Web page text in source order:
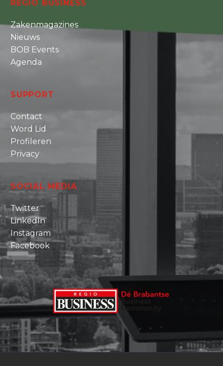
REGIO BUSINESS
Zakenmagazines
Nieuws
BOB Events
Agenda
SUPPORT
Contact
Word Lid
Profileren
Privacy
SOCIAL MEDIA
Twitter
LinkedIn
Instagram
Facebook